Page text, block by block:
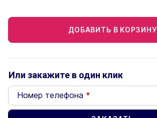
ДОБАВИТЬ В КОРЗИНУ
Или закажите в один клик
Номер телефона *